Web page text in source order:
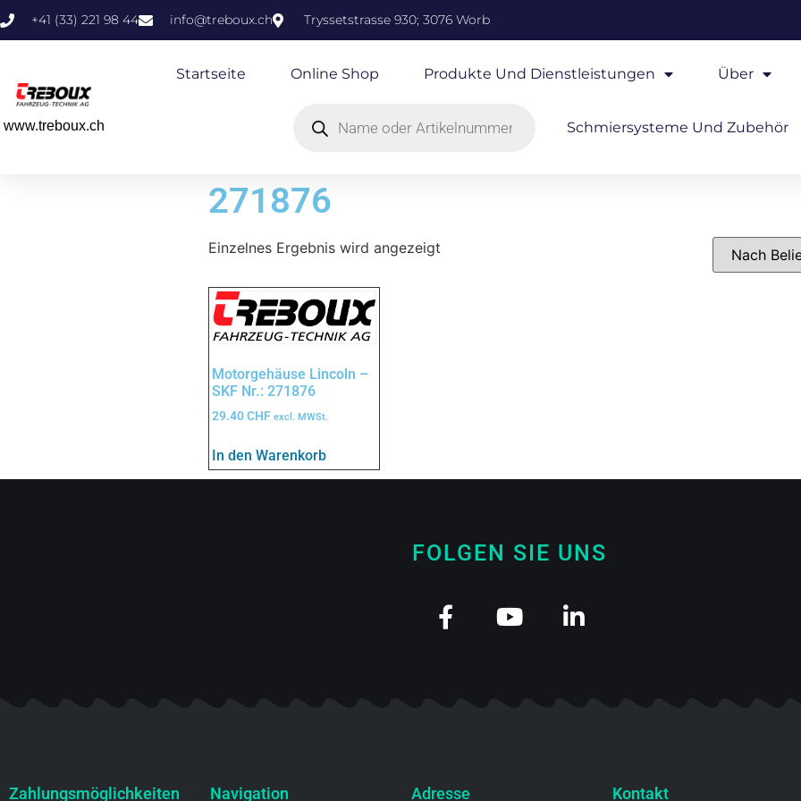
+41 (33) 221 98 44 info@treboux.ch Tryssetstrasse 930; 3076 Worb
www.treboux.ch
Startseite Online Shop Produkte Und Dienstleistungen Über
Schmiersysteme Und Zubehör
271876
Einzelnes Ergebnis wird angezeigt
Motorgehäuse Lincoln –
SKF Nr.: 271876
29.40CHF excl. MWSt.
In den Warenkorb
FOLGEN SIE UNS
Zahlungsmöglichkeiten Navigation Adresse Kontakt